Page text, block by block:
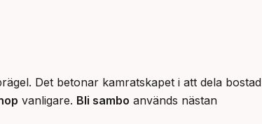
Det betonar kamratskapet i att dela bostad
vanligare. Bli sambo används nästan